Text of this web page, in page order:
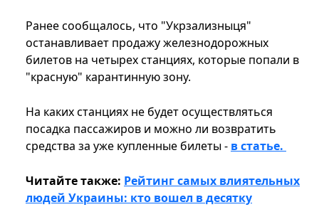
Ранее сообщалось, что "Укрзализныця"
останавливает продажу железнодорожных
билетов на четырех станциях, которые попали в
"красную" карантинную зону.
На каких станциях не будет осуществляться
посадка пассажиров и можно ли возвратить
средства за уже купленные билеты - в статье.
Читайте также: Рейтинг самых влиятельных
людей Украины: кто вошел в десятку